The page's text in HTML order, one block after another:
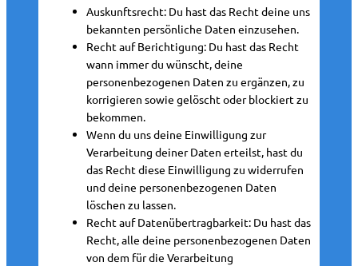
Auskunftsrecht: Du hast das Recht deine uns
bekannten persönliche Daten einzusehen.
Recht auf Berichtigung: Du hast das Recht
wann immer du wünscht, deine
personenbezogenen Daten zu ergänzen, zu
korrigieren sowie gelöscht oder blockiert zu
bekommen.
Wenn du uns deine Einwilligung zur
Verarbeitung deiner Daten erteilst, hast du
das Recht diese Einwilligung zu widerrufen
und deine personenbezogenen Daten
löschen zu lassen.
Recht auf Datenübertragbarkeit: Du hast das
Recht, alle deine personenbezogenen Daten
von dem für die Verarbeitung